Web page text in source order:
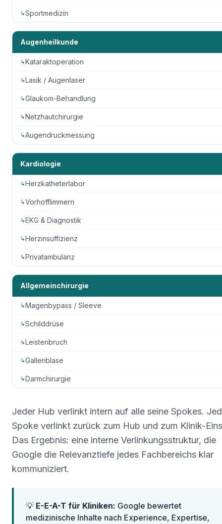
↳Sportmedizin
Augenheilkunde
↳Kataraktoperation
↳Lasik / Augenlaser
↳Glaukom-Behandlung
↳Netzhautchirurgie
↳Augendruckmessung
Kardiologie
↳Herzkatheterlabor
↳Vorhofflimmern
↳EKG & Diagnostik
↳Herzinsuffizienz
↳Privatambulanz
Allgemeinchirurgie
↳Magenbypass / Sleeve
↳Schilddrüse
↳Leistenbruch
↳Gallenblase
↳Darmchirurgie
Jeder Hub verlinkt intern auf alle seine Spokes.
Spoke verlinkt zurück zum Hub und zum Klinik-
Das Ergebnis: eine interne Verlinkungsstruktur, die
Google die Relevanztiefe jedes Fachbereichs klar
kommuniziert.
💡 E-E-A-T für Kliniken: Google bewertet
medizinische Inhalte nach Experience, Expertise,